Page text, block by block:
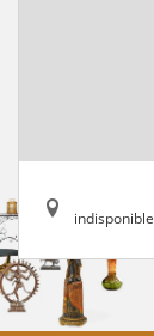
indisponible